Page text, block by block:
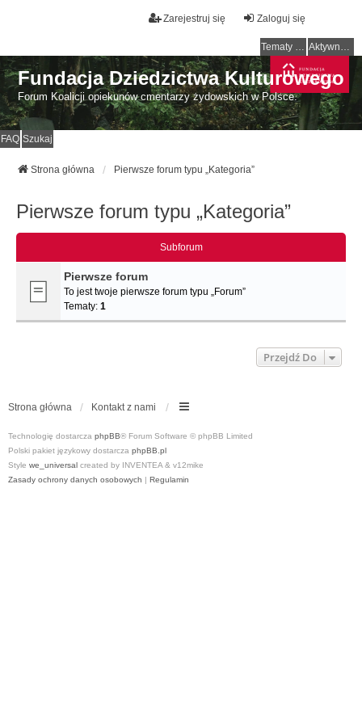
Zaloguj się
Zarejestruj się
Tematy bez odpowiedzi Aktywne tematy
Fundacja Dziedzictwa Kulturowego
Forum Koalicji opiekunów cmentarzy żydowskich w Polsce.
FAQ Szukaj
Strona główna Pierwsze forum typu „Kategoria”
Pierwsze forum typu „Kategoria”
Subforum
Pierwsze forum
To jest twoje pierwsze forum typu „Forum”
Tematy: 1
Przejdź Do
Strona główna Kontakt z nami
Technologię dostarcza phpBB® Forum Software © phpBB Limited
Polski pakiet językowy dostarcza phpBB.pl
Style we_universal created by INVENTEA & v12mike
Zasady ochrony danych osobowych | Regulamin